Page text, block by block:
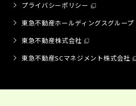
プライバシーポリシー
東急不動産ホールディングスグループ
東急不動産株式会社
東急不動産SCマネジメント株式会社